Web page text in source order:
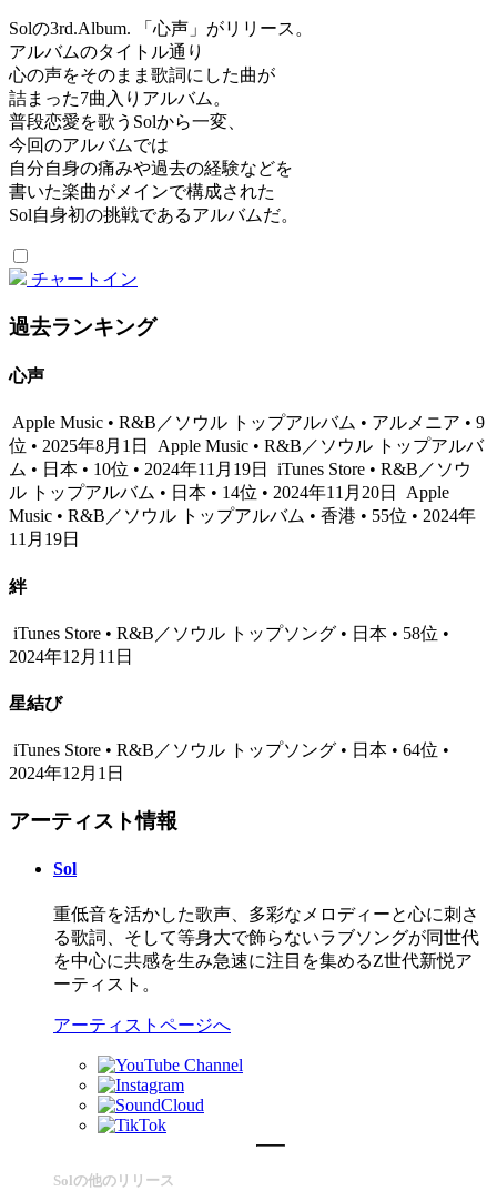
Solの3rd.Album. 「心声」がリリース。
アルバムのタイトル通り
心の声をそのまま歌詞にした曲が
詰まった7曲入りアルバム。
普段恋愛を歌うSolから一変、
今回のアルバムでは
自分自身の痛みや過去の経験などを
書いた楽曲がメインで構成された
Sol自身初の挑戦であるアルバムだ。
チャートイン
過去ランキング
心声
Apple Music • R&B／ソウル トップアルバム • アルメニア • 9
位 • 2025年8月1日
Apple Music • R&B／ソウル トップアルバ
ム • 日本 • 10位 • 2024年11月19日
iTunes Store • R&B／ソウ
ル トップアルバム • 日本 • 14位 • 2024年11月20日
Apple
Music • R&B／ソウル トップアルバム • 香港 • 55位 • 2024年
11月19日
絆
iTunes Store • R&B／ソウル トップソング • 日本 • 58位 •
2024年12月11日
星結び
iTunes Store • R&B／ソウル トップソング • 日本 • 64位 •
2024年12月1日
アーティスト情報
Sol
重低音を活かした歌声、多彩なメロディーと心に刺さ
る歌詞、そして等身大で飾らないラブソングが同世代
を中心に共感を生み急速に注目を集めるZ世代新悦ア
ーティスト。
アーティストページへ
Solの他のリリース